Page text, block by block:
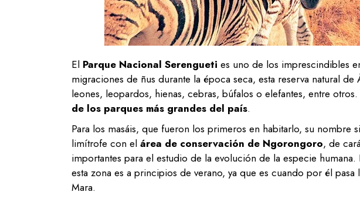
El Parque Nacional Serengueti es uno de los imprescindibles
migraciones de ñus durante la época seca, esta reserva natural
leones, leopardos, hienas, cebras, búfalos o elefantes, entre
de los parques más grandes del país.
Para los masáis, que fueron los primeros en habitarlo, su nombre
limítrofe con el área de conservación de Ngorongoro, de
importantes para el estudio de la evolución de la especie
esta zona es a principios de verano, ya que es cuando por él
Mara.